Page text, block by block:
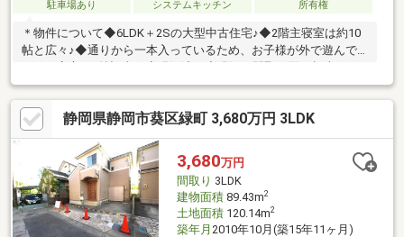
駐車場あり
システムキッチン 所有権
＊物件について◆6LDK＋2Sの大型中古住宅♪◆2階主寝室は約10
帖と広々♪◆通りから一本入っているため、お子様が外で遊んで
場合は現況優先◆土砂災害計画区域内＊気になった方や後でゆっ
くり見返したいなという方は、【お気に入りに追加】ボタンを押
してください♪＊詳細を聞きたい方、購入はまだだけど話だけでも
聞いてみたいという方は、【資料請求(無料)】・【お問合せ】・
【054-264-0511】お好きなところからお問合せください♪お問合
せ、心よりお待ちしております♪
静岡県静岡市葵区緑町 3,680万円 3LDK
3,680万円
間取り 3LDK
建物面積89.43m2
土地面積120.14m2
築年月 2010年10月(築15年11ヶ月)